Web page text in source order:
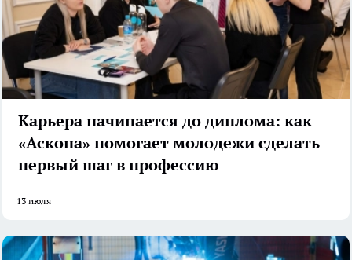
Карьера начинается до диплома: как
«Аскона» помогает молодежи сделать
первый шаг в профессию
13 июля